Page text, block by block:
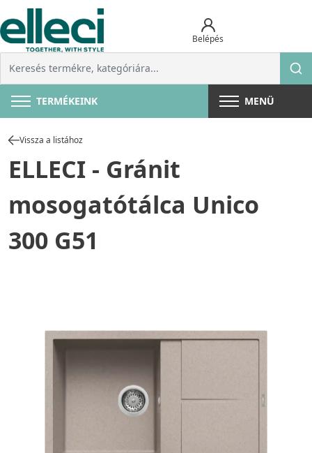
Belépés
TERMÉKEINK MENÜ
Vissza a listához
ELLECI - Gránit
mosogatótálca Unico
300 G51